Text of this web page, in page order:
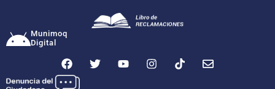
Munimoq
Digital